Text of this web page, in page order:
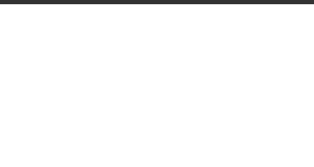
Arme surclassée : comment régulariser